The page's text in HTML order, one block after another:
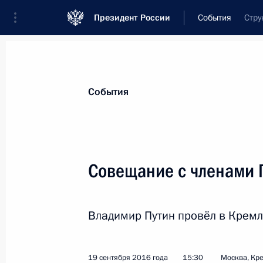
Президент России События
Новости
23 сентября 2016 года, 13:00 Москва,
События
Совещание с членами
Владимир Путин провёл в
19 сентября 2016 года 15:30 Москва,